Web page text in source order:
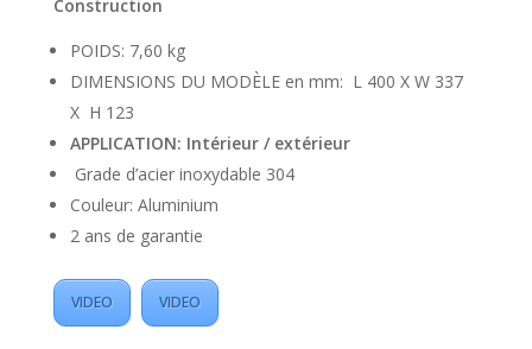
Construction
POIDS: 7,60 kg
DIMENSIONS DU MODÈLE en mm: L 400 X W 337
X H 123
APPLICATION: Intérieur / extérieur
Grade d’acier inoxydable 304
Couleur: Aluminium
2 ans de garantie
VIDEO VIDEO